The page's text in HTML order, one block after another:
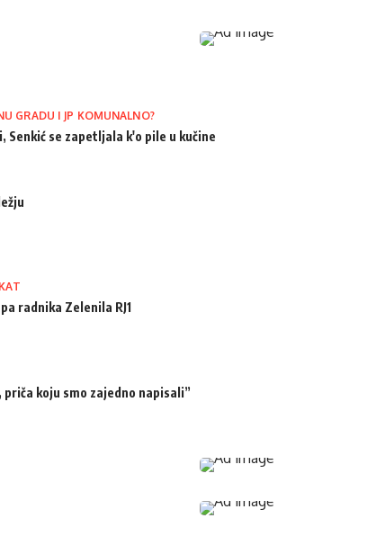
GRADU I JP KOMUNALNO?
se zapetljala k'o pile u kučine
radnika Zelenila RJ1
priča koju smo zajedno napisali”